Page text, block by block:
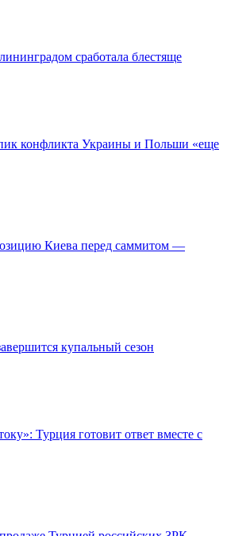
сработала блестяще
конфликта Украины и Польши «еще
Киева перед саммитом —
купальный сезон
Турция готовит ответ вместе с